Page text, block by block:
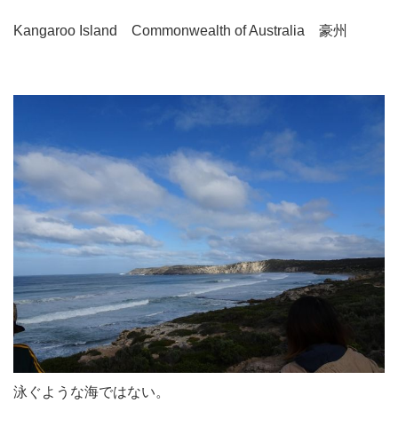
Kangaroo Island Commonwealth of Australia 豪州
泳ぐような海ではない。